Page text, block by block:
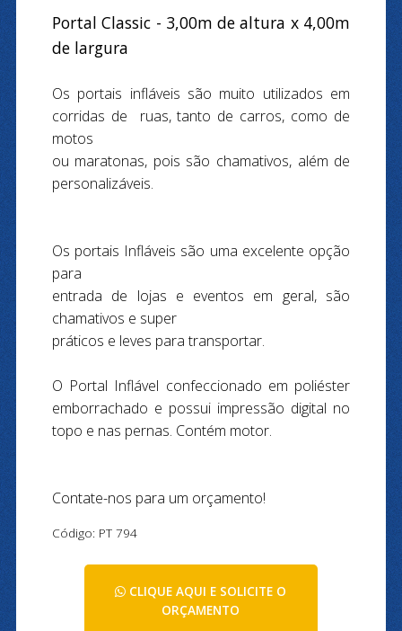
Portal Classic - 3,00m de altura x 4,00m
de largura
Os portais infláveis são muito utilizados em
corridas de ruas, tanto de carros, como de
motos
ou maratonas, pois são chamativos, além de
personalizáveis.
Os portais Infláveis são uma excelente opção
para
entrada de lojas e eventos em geral, são
chamativos e super
práticos e leves para transportar.
O Portal Inflável confeccionado em poliéster
emborrachado e possui impressão digital no
topo e nas pernas. Contém motor.
Contate-nos para um orçamento!
Código: PT 794
CLIQUE AQUI E SOLICITE O
ORÇAMENTO